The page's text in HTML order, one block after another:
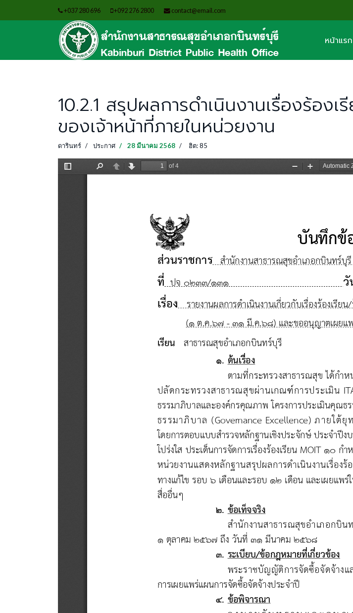
+037 280 696 +092 276 2800 contact@email.com
หน้าแรก
10.2.1 สรุปผลการดำเนินงานเรื่องร้อง
ของเจ้าหน้าที่ภายในหน่วยงาน
ดารินทร์ ประกาศ 28 มีนาคม 2568 ฮิต: 85